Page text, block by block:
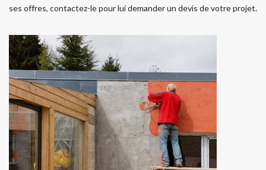
ses offres, contactez-le pour lui demander un devis de votre projet.